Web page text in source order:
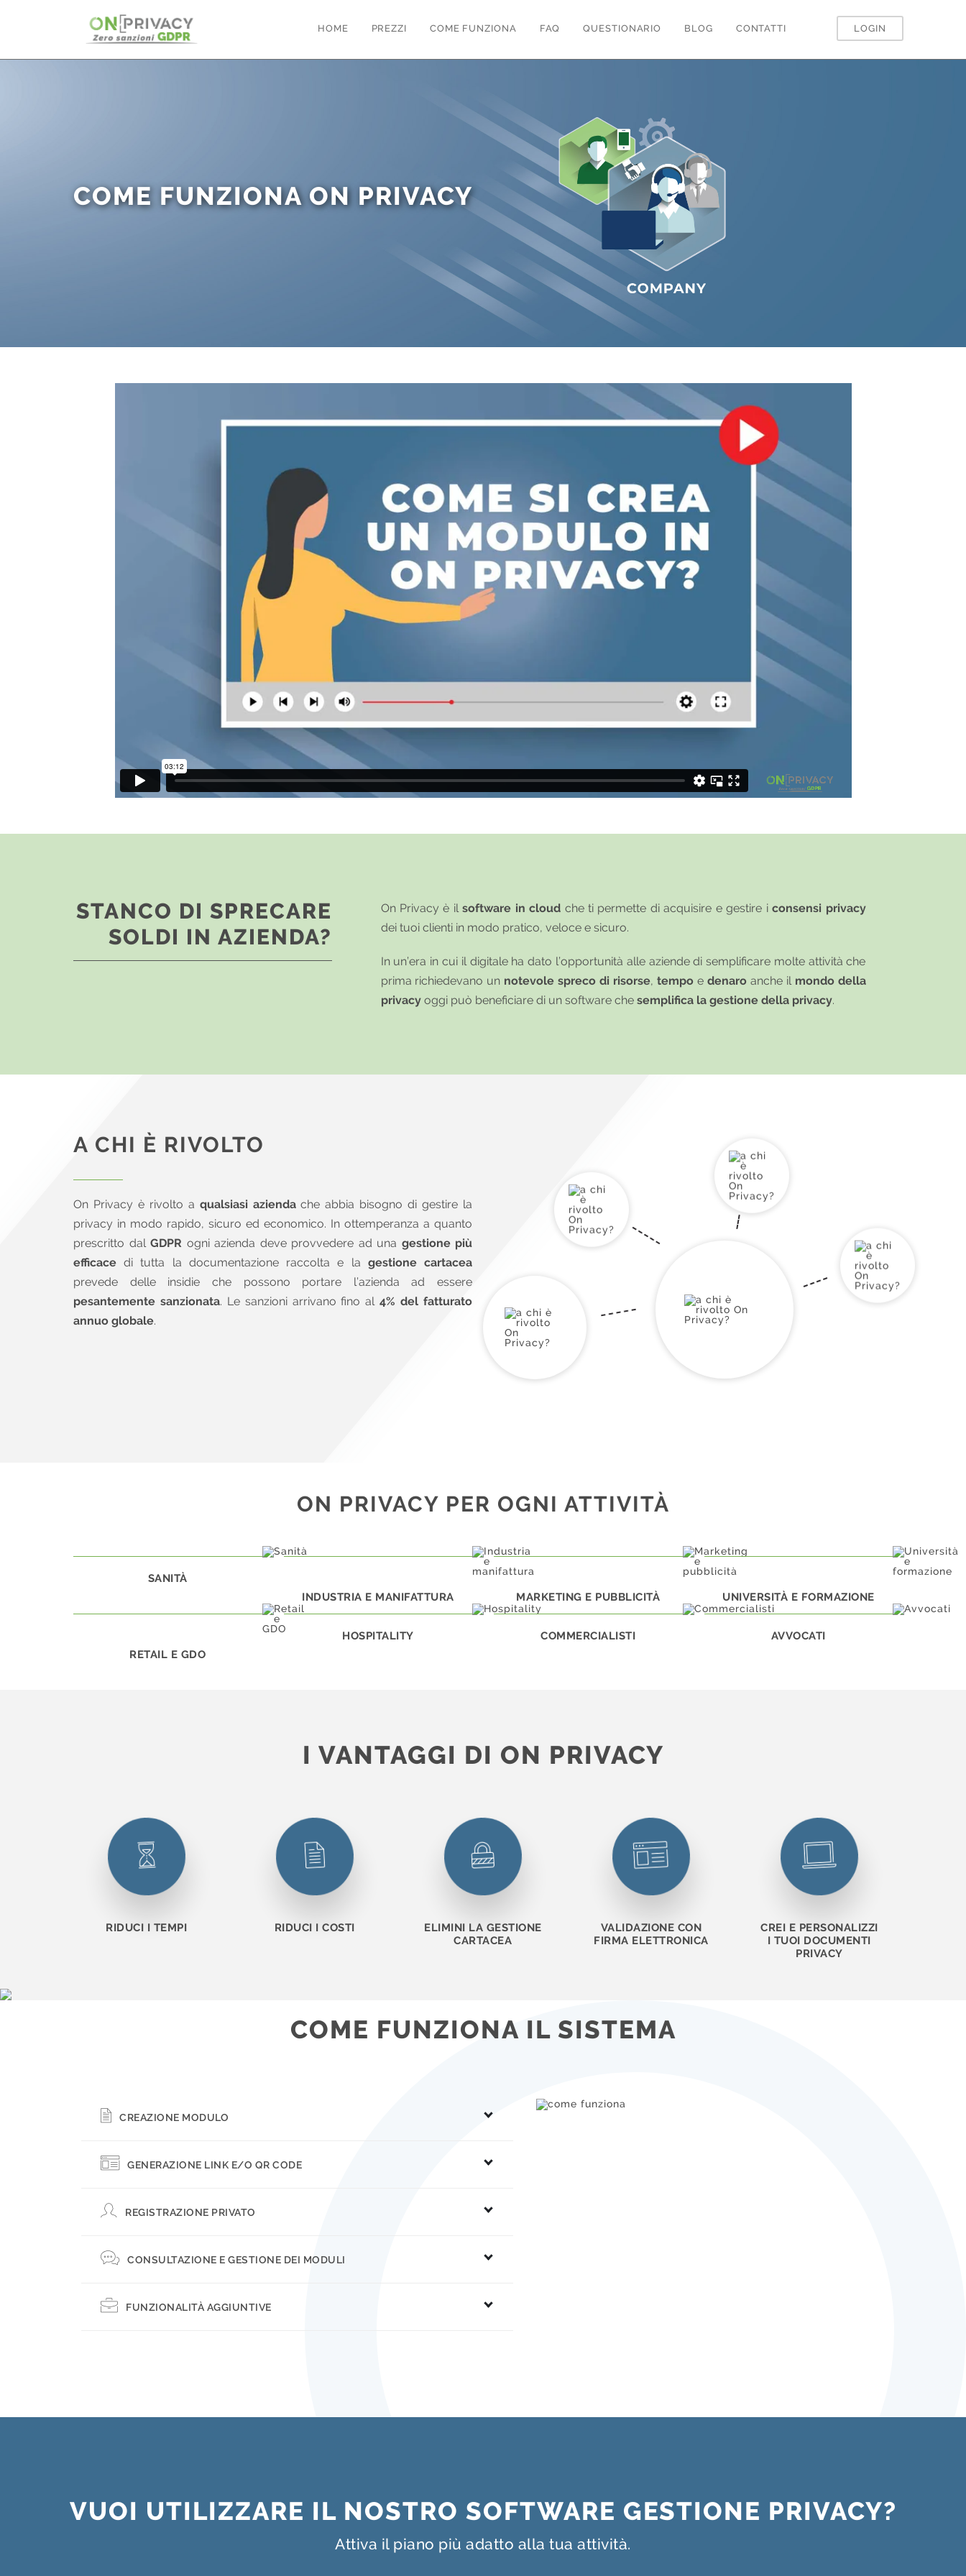
HOME PREZZI COME FUNZIONA FAQ QUESTIONARIO BLOG CONTATTI LOGIN
COME FUNZIONA ON PRIVACY
STANCO DI SPRECARE
SOLDI IN AZIENDA?
On Privacy è ilsoftware in cloud che ti permette di acquisire e gestire iconsensi privacy
dei tuoi clienti in modo pratico, veloce e sicuro.
In un’era in cui il digitale ha dato l’opportunità alle aziende di semplificare molte attività che
prima richiedevano un notevole spreco di risorse, tempo e denaroanche il mondo della
privacyoggi può beneficiare di un software che semplifica la gestione della privacy.
A CHI È RIVOLTO
On Privacy è rivolto a qualsiasi aziendache abbia bisogno di gestire la
privacy in modo rapido, sicuro ed economico. In ottemperanza a quanto
prescritto dal GDPR ogni azienda deve provvedere ad una gestione più
efficace di tutta la documentazione raccolta e la gestione cartacea
prevede delle insidie che possono portare l’azienda ad essere
pesantemente sanzionata. Le sanzioni arrivano fino al4% del fatturato
annuo globale.
ON PRIVACY PER OGNI ATTIVITÀ
SANITÀ
INDUSTRIA E MANIFATTURA
MARKETING E PUBBLICITÀ UNIVERSITÀ E FORMAZIONE
RETAIL E GDO
HOSPITALITY COMMERCIALISTI AVVOCATI
I VANTAGGI DI ON PRIVACY
RIDUCI I TEMPI RIDUCI I COSTI
ELIMINI LA GESTIONE
CARTACEA
VALIDAZIONE CON
FIRMA ELETTRONICA
CREI E PERSONALIZZI
I TUOI DOCUMENTI
PRIVACY
COME FUNZIONA IL SISTEMA
CREAZIONE MODULO
GENERAZIONE LINK E/O QR CODE
REGISTRAZIONE PRIVATO
CONSULTAZIONE E GESTIONE DEI MODULI
FUNZIONALITÀ AGGIUNTIVE
VUOI UTILIZZARE IL NOSTRO SOFTWARE GESTIONE PRIVACY?
Attiva il piano più adatto alla tua attività.